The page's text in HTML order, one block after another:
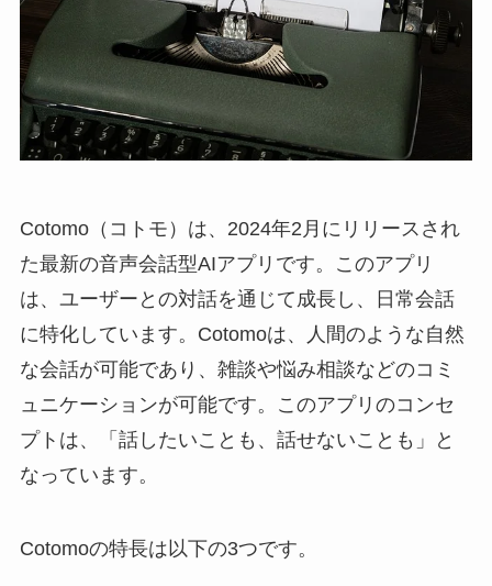
Cotomo（コトモ）は、2024年2月にリリースされ
た最新の音声会話型AIアプリです。このアプリ
は、ユーザーとの対話を通じて成長し、日常会話
に特化しています。Cotomoは、人間のような自然
な会話が可能であり、雑談や悩み相談などのコミ
ュニケーションが可能です。このアプリのコンセ
プトは、「話したいことも、話せないことも」と
なっています。
Cotomoの特長は以下の3つです。